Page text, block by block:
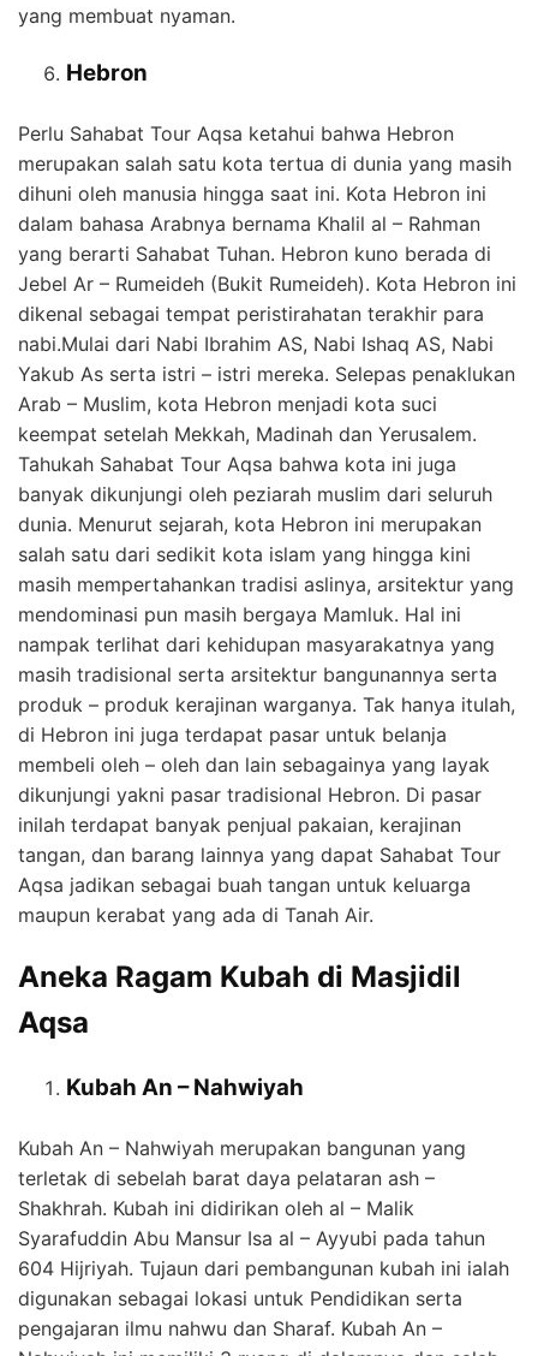
yang membuat nyaman.
Hebron
Perlu Sahabat Tour Aqsa ketahui bahwa Hebron
merupakan salah satu kota tertua di dunia yang masih
dihuni oleh manusia hingga saat ini. Kota Hebron ini
dalam bahasa Arabnya bernama Khalil al – Rahman
yang berarti Sahabat Tuhan. Hebron kuno berada di
Jebel Ar – Rumeideh (Bukit Rumeideh). Kota Hebron ini
dikenal sebagai tempat peristirahatan terakhir para
nabi.Mulai dari Nabi Ibrahim AS, Nabi Ishaq AS, Nabi
Yakub As serta istri – istri mereka. Selepas penaklukan
Arab – Muslim, kota Hebron menjadi kota suci
keempat setelah Mekkah, Madinah dan Yerusalem.
Tahukah Sahabat Tour Aqsa bahwa kota ini juga
banyak dikunjungi oleh peziarah muslim dari seluruh
dunia. Menurut sejarah, kota Hebron ini merupakan
salah satu dari sedikit kota islam yang hingga kini
masih mempertahankan tradisi aslinya, arsitektur yang
mendominasi pun masih bergaya Mamluk. Hal ini
nampak terlihat dari kehidupan masyarakatnya yang
masih tradisional serta arsitektur bangunannya serta
produk – produk kerajinan warganya. Tak hanya itulah,
di Hebron ini juga terdapat pasar untuk belanja
membeli oleh – oleh dan lain sebagainya yang layak
dikunjungi yakni pasar tradisional Hebron. Di pasar
inilah terdapat banyak penjual pakaian, kerajinan
tangan, dan barang lainnya yang dapat Sahabat Tour
Aqsa jadikan sebagai buah tangan untuk keluarga
maupun kerabat yang ada di Tanah Air.
Aneka Ragam Kubah di Masjidil
Aqsa
Kubah An – Nahwiyah
Kubah An – Nahwiyah merupakan bangunan yang
terletak di sebelah barat daya pelataran ash –
Shakhrah. Kubah ini didirikan oleh al – Malik
Syarafuddin Abu Mansur Isa al – Ayyubi pada tahun
604 Hijriyah. Tujaun dari pembangunan kubah ini ialah
digunakan sebagai lokasi untuk Pendidikan serta
pengajaran ilmu nahwu dan Sharaf. Kubah An –